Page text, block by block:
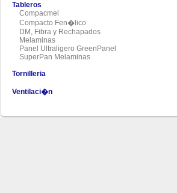
Tableros
Compacmel
Compacto Fen�lico
DM, Fibra y Rechapados
Melaminas
Panel Ultraligero GreenPanel
SuperPan Melaminas
Tornilleria
Ventilaci�n